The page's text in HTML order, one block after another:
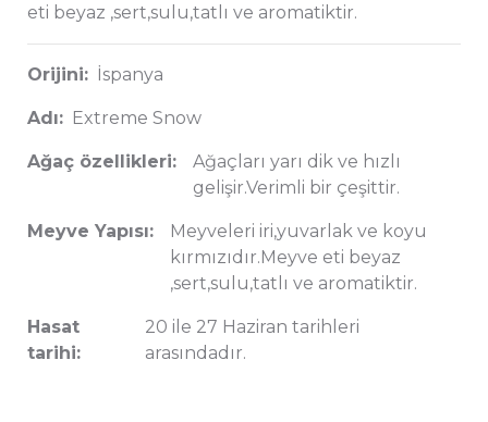
eti beyaz ,sert,sulu,tatlı ve aromatiktir.
Orijini: İspanya
Adı: Extreme Snow
Ağaç özellikleri:
Ağaçları yarı dik ve hızlı
gelişir.Verimli bir çeşittir.
Meyve Yapısı:
Meyveleri iri,yuvarlak ve koyu
kırmızıdır.Meyve eti beyaz
,sert,sulu,tatlı ve aromatiktir.
Hasat
tarihi:
20 ile 27 Haziran tarihleri
arasındadır.